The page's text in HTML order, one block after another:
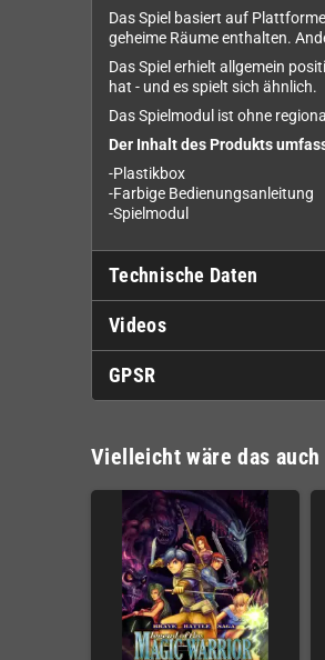
Das Spiel basiert auf
geheime Räume enthalten.
Das Spiel erhielt allgemein
hat - und es spielt sich ähnlich.
Das Spielmodul ist ohne
Der Inhalt des Produkts
-Plastikbox
-Farbige Bedienungsanleitung
-Spielmodul
Technische Daten
Videos
GPSR
Vielleicht wäre das